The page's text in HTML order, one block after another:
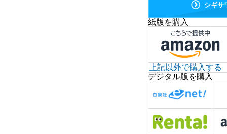
シギサ
紙版を購入
上記以外で購入する
デジタル版を購入